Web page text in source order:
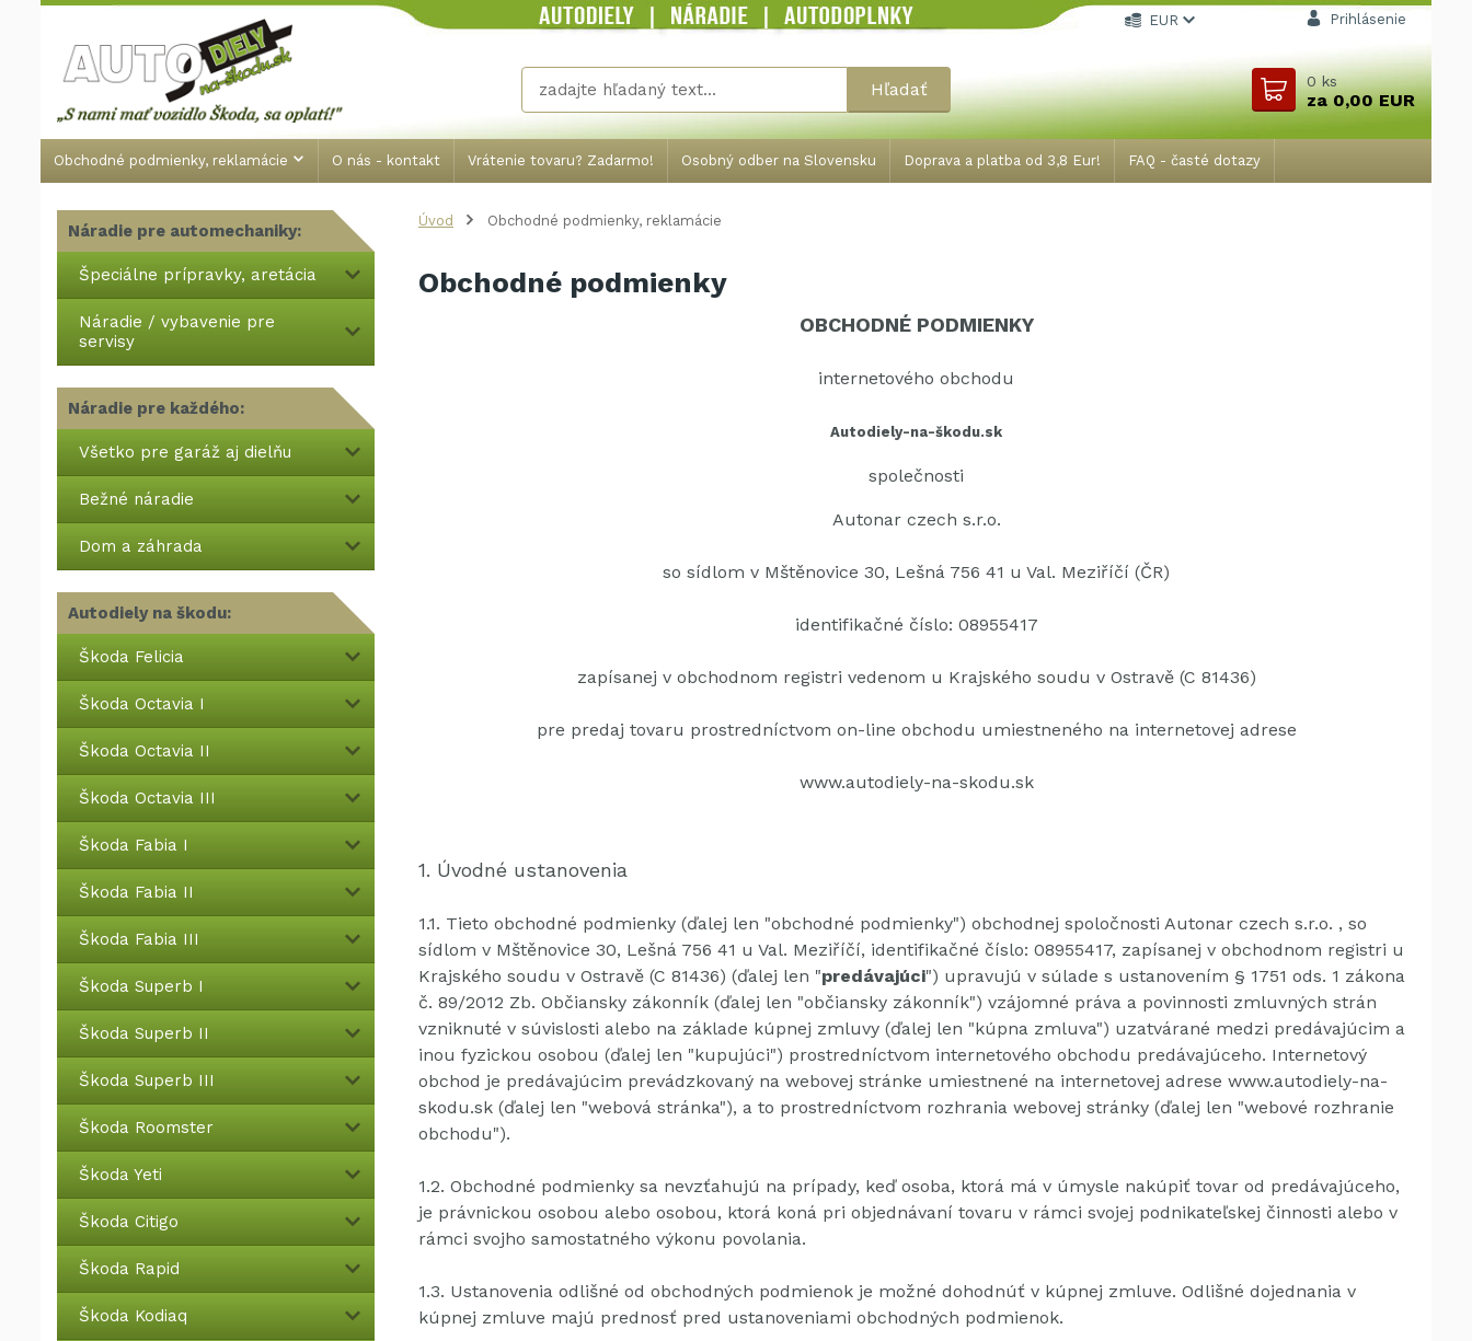
Obchodné podmienky, reklamácie O nás - kontakt Vrátenie tovaru? Zadarmo! Osobný odber na Slovensku Doprava a platba od 3,8 Eur! FAQ - časté dotazy
EUR Prihlásenie
Hľadať 0ks
za0,00 EUR
Náradie pre automechaniky:
Špeciálne prípravky, aretácia
Náradie / vybavenie pre
servisy
Náradie pre každého:
Všetko pre garáž aj dielňu
Bežné náradie
Dom a záhrada
Autodiely na škodu:
Škoda Felicia
Škoda Octavia I
Škoda Octavia II
Škoda Octavia III
Škoda Fabia I
Škoda Fabia II
Škoda Fabia III
Škoda Superb I
Škoda Superb II
Škoda Superb III
Škoda Roomster
Škoda Yeti
Škoda Citigo
Škoda Rapid
Škoda Kodiaq
Úvod Obchodné podmienky, reklamácie
Obchodné podmienky
OBCHODNÉ PODMIENKY
internetového obchodu
Autodiely-na-škodu.sk
společnosti
Autonar czech s.r.o.
so sídlom v Mštěnovice 30, Lešná 756 41 u Val. Meziříčí (ČR)
identifikačné číslo: 08955417
zapísanej v obchodnom registri vedenom u Krajského soudu v Ostravě (C 81436)
pre predaj tovaru prostredníctvom on-line obchodu umiestneného na internetovej adrese
www.autodiely-na-skodu.sk
1. Úvodné ustanovenia
1.1. Tieto obchodné podmienky (ďalej len "obchodné podmienky") obchodnej spoločnosti Autonar czech s.r.o. , so
sídlom v Mštěnovice 30, Lešná 756 41 u Val. Meziříčí, identifikačné číslo: 08955417, zapísanej v obchodnom registri u
Krajského soudu v Ostravě (C 81436) (ďalej len "predávajúci") upravujú v súlade s ustanovením § 1751 ods. 1 zákona
č. 89/2012 Zb. Občiansky zákonník (ďalej len "občiansky zákonník") vzájomné práva a povinnosti zmluvných strán
vzniknuté v súvislosti alebo na základe kúpnej zmluvy (ďalej len "kúpna zmluva") uzatvárané medzi predávajúcim a
inou fyzickou osobou (ďalej len "kupujúci") prostredníctvom internetového obchodu predávajúceho. Internetový
obchod je predávajúcim prevádzkovaný na webovej stránke umiestnené na internetovej adrese www.autodiely-na-
skodu.sk (ďalej len "webová stránka"), a to prostredníctvom rozhrania webovej stránky (ďalej len "webové rozhranie
obchodu").
1.2. Obchodné podmienky sa nevzťahujú na prípady, keď osoba, ktorá má v úmysle nakúpiť tovar od predávajúceho,
je právnickou osobou alebo osobou, ktorá koná pri objednávaní tovaru v rámci svojej podnikateľskej činnosti alebo v
rámci svojho samostatného výkonu povolania.
1.3. Ustanovenia odlišné od obchodných podmienok je možné dohodnúť v kúpnej zmluve. Odlišné dojednania v
kúpnej zmluve majú prednosť pred ustanoveniami obchodných podmienok.